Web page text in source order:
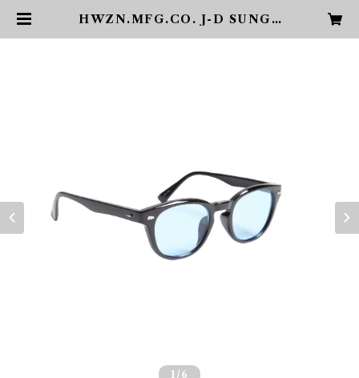
HWZN.MFG.CO. J-D SUNGL
1 /6